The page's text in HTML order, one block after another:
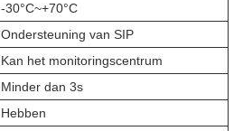
-30°C~+70°C
Ondersteuning van SIP
Kan het monitoringscentrum
Minder dan 3s
Hebben